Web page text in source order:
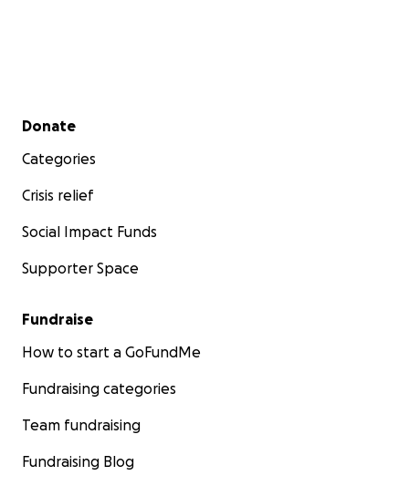
Secondary menu
Donate
Categories
Crisis relief
Social Impact Funds
Supporter Space
Fundraise
How to start a GoFundMe
Fundraising categories
Team fundraising
Fundraising Blog